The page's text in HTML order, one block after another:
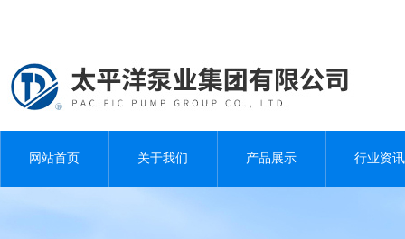
网站首页 关于我们 产品展示 行业资讯